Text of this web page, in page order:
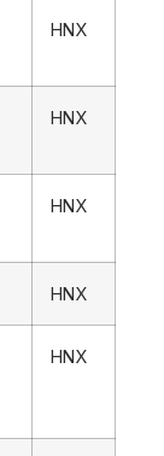
HNX
HNX
HNX
HNX
HNX